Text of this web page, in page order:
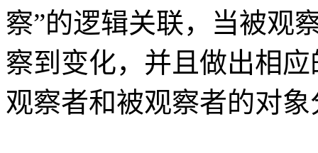
察”的逻辑关联，当被观
察到变化，并且做出相
观察者和被观察者的对